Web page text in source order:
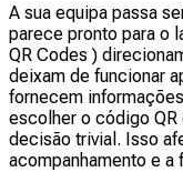
A sua equipa passa
parece pronto para o
QR Codes )
deixam de funcionar
fornecem
escolher o código QR
decisão trivial. Isso
acompanhamento e a